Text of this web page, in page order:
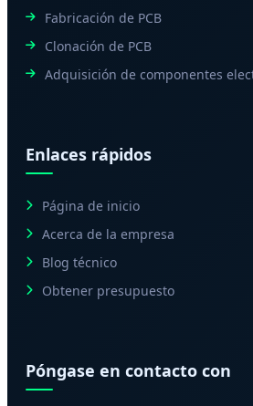
Fabricación de PCB
Clonación de PCB
Adquisición de componentes
Enlaces rápidos
Página de inicio
Acerca de la empresa
Blog técnico
Obtener presupuesto
Póngase en contacto con